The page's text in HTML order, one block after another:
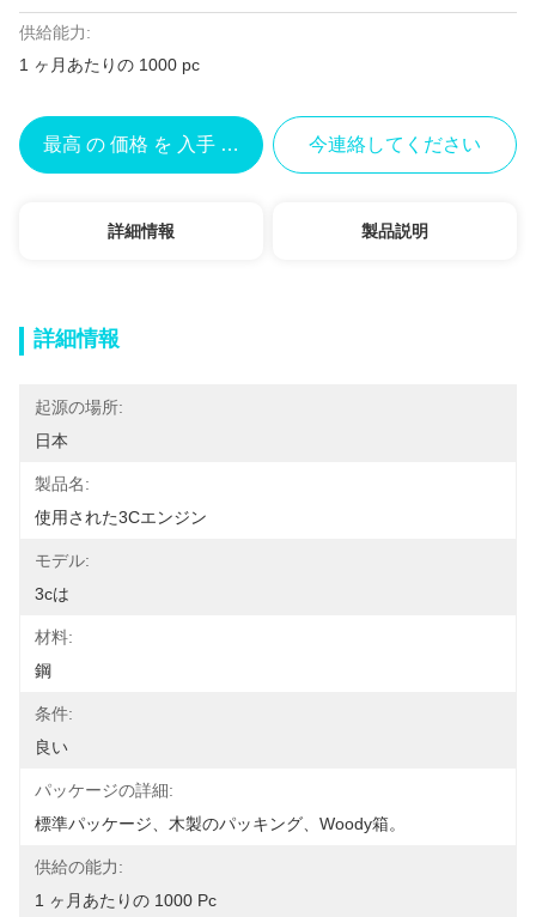
供給能力:
1 ヶ月あたりの 1000 pc
最高 の 価格 を 入手 する 今連絡してください
詳細情報 製品説明
詳細情報
起源の場所:
日本
製品名:
使用された3Cエンジン
モデル:
3cは
材料:
鋼
条件:
良い
パッケージの詳細:
標準パッケージ、木製のパッキング、Woody箱。
供給の能力:
1 ヶ月あたりの 1000 Pc